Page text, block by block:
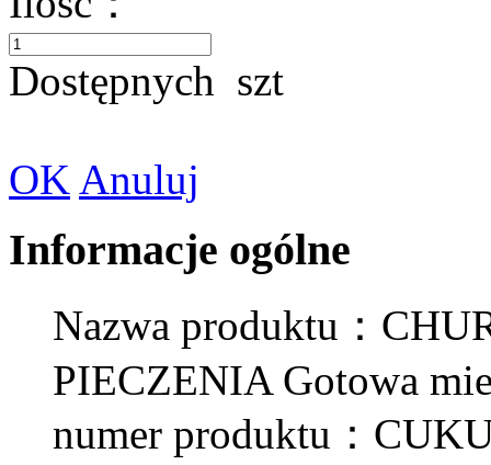
Dostępnych szt
OK Anuluj
Informacje ogólne
Nazwa produktu：
PIECZENIA Gotowa
numer produktu：